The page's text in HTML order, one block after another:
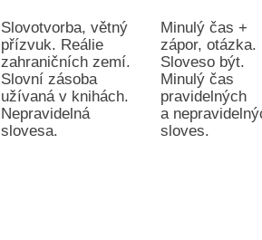
Slovotvorba, větný
přízvuk. Reálie
zahraničních zemí.
Slovní zásoba
užívaná v knihách.
Nepravidelná
slovesa.
Minulý čas +
zápor, otázka.
Sloveso být.
Minulý čas
pravidelných
a
sloves.